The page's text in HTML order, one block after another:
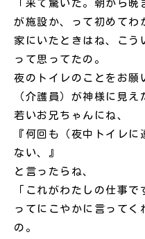
「来て驚いた。朝から
が施設か、って初めてわ
家にいたときはね、こう
って思ってたの。
夜のトイレのことをお願
（介護員）が神様に見え
若いお兄ちゃんにね、
『何回も（夜中トイレ
ない、』
と言ったらね、
「これがわたしの仕事で
ってにこやかに言ってく
の。